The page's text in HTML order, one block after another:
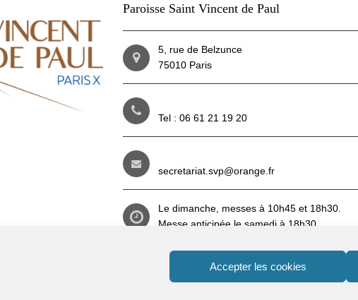
Accepter les cookies
Paroisse Saint Vincent de Paul
5, rue de Belzunce
75010 Paris
Tel : 06 61 21 19 20
secretariat.svp@orange.fr
Le dimanche, messes à 10h45 et 18h30.
Messe anticipée le samedi à 18h30.
Reportez-vous aux
pendant
les vacances.